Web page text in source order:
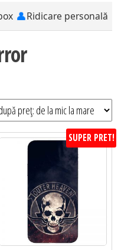
👤Ridicare personală
SUPER PRET!